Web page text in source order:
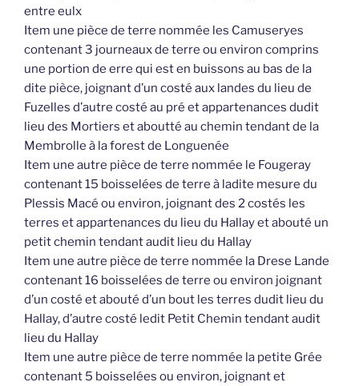
entre eulx
Item une pièce de terre nommée les Camuseryes
contenant 3 journeaux de terre ou environ comprins
une portion de erre qui est en buissons au bas de la
dite pièce, joignant d’un costé aux landes du lieu de
Fuzelles d’autre costé au pré et appartenances dudit
lieu des Mortiers et aboutté au chemin tendant de la
Membrolle à la forest de Longuenée
Item une autre pièce de terre nommée le Fougeray
contenant 15 boisselées de terre à ladite mesure du
Plessis Macé ou environ, joignant des 2 costés les
terres et appartenances du lieu du Hallay et abouté un
petit chemin tendant audit lieu du Hallay
Item une autre pièce de terre nommée la Drese Lande
contenant 16 boisselées de terre ou environ joignant
d’un costé et abouté d’un bout les terres dudit lieu du
Hallay, d’autre costé ledit Petit Chemin tendant audit
lieu du Hallay
Item une autre pièce de terre nommée la petite Grée
contenant 5 boisselées ou environ, joignant et